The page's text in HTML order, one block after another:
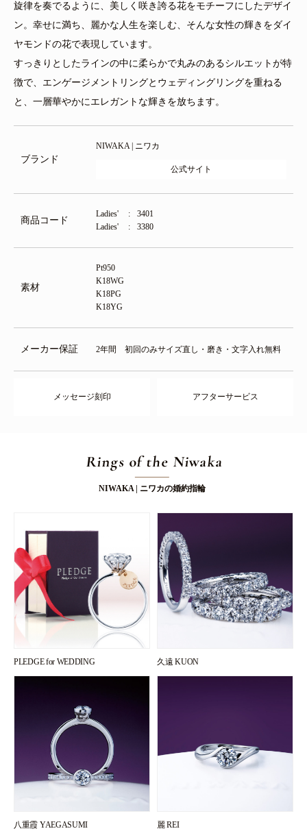
旋律を奏でるように、美しく咲き誇る花をモチーフにしたデザイ
ン。幸せに満ち、麗かな人生を楽しむ、そんな女性の輝きをダイ
ヤモンドの花で表現しています。
すっきりとしたラインの中に柔らかで丸みのあるシルエットが特
徴で、エンゲージメントリングとウェディングリングを重ねる
と、一層華やかにエレガントな輝きを放ちます。
ブランド
NIWAKA | ニワカ
公式サイト
商品コード
Ladies'
3401
Ladies'
3380
素材
Pt950
K18WG
K18PG
K18YG
メーカー保証 2年間 初回のみサイズ直し・磨き・文字入れ無料
メッセージ刻印 アフターサービス
Rings of the Niwaka
NIWAKA | ニワカの婚約指輪
PLEDGE for WEDDING 久遠 KUON
八重霞 YAEGASUMI 麗 REI